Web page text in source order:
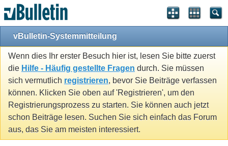
vBulletin-Systemmitteilung
Wenn dies Ihr erster Besuch hier ist, lesen Sie bitte zuerst
die Hilfe - Häufig gestellte Fragen durch. Sie müssen
sich vermutlich registrieren, bevor Sie Beiträge verfassen
können. Klicken Sie oben auf 'Registrieren', um den
Registrierungsprozess zu starten. Sie können auch jetzt
schon Beiträge lesen. Suchen Sie sich einfach das Forum
aus, das Sie am meisten interessiert.